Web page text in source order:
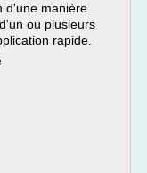
d'une manière
ou plusieurs
rapide.